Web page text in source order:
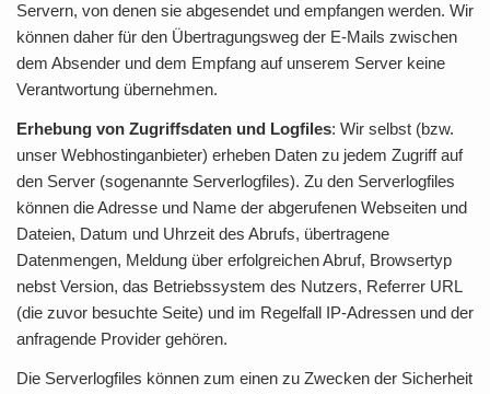
Servern, von denen sie abgesendet und empfangen werden. Wir
können daher für den Übertragungsweg der E-Mails zwischen
dem Absender und dem Empfang auf unserem Server keine
Verantwortung übernehmen.
Erhebung von Zugriffsdaten und Logfiles: Wir selbst (bzw.
unser Webhostinganbieter) erheben Daten zu jedem Zugriff auf
den Server (sogenannte Serverlogfiles). Zu den Serverlogfiles
können die Adresse und Name der abgerufenen Webseiten und
Dateien, Datum und Uhrzeit des Abrufs, übertragene
Datenmengen, Meldung über erfolgreichen Abruf, Browsertyp
nebst Version, das Betriebssystem des Nutzers, Referrer URL
(die zuvor besuchte Seite) und im Regelfall IP-Adressen und der
anfragende Provider gehören.
Die Serverlogfiles können zum einen zu Zwecken der Sicherheit